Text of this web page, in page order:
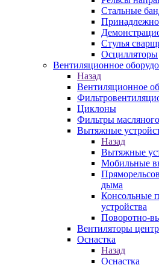
Стальные
Стулья
Осцилляторы
Вентиляционное
Назад
Вентиляционное
Циклоны
Фильтры
Вытяжные
Назад
Вытяжные
Мобильные
дыма
Консольные
устройства
Поворотно-
Вентиляторы
Оснастка
Назад
Оснастка